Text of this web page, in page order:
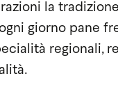
la
giorno pane
regionali,